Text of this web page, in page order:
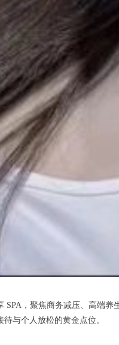
，聚焦商务减压、高端养
与个人放松的黄金点位。